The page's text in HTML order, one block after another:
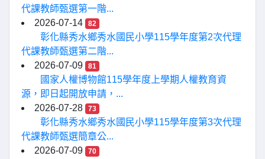
代課教師甄選第一階...
2026-07-14
82
彰化縣秀水鄉秀水國民小學115學年度第2次代理
代課教師甄選第二階...
2026-07-09
81
國家人權博物館115學年度上學期人權教育資
源，即日起開放申請，...
2026-07-28
73
彰化縣秀水鄉秀水國民小學115學年度第3次代理
代課教師甄選簡章公...
2026-07-09
70